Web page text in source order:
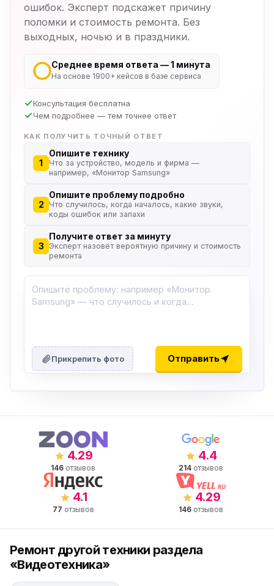
ошибок. Эксперт подскажет причину
поломки и стоимость ремонта. Без
выходных, ночью и в праздники.
Среднее время ответа — 1 минута
На основе 1900+ кейсов в базе сервиса
Консультация бесплатна
Чем подробнее — тем точнее ответ
КАК ПОЛУЧИТЬ ТОЧНЫЙ ОТВЕТ
1
Опишите технику
Что за устройство, модель и фирма —
например, «Монитор Samsung»
2
Опишите проблему подробно
Что случилось, когда началось, какие звуки,
коды ошибок или запахи
3
Получите ответ за минуту
Эксперт назовёт вероятную причину и стоимость
ремонта
Прикрепить фото Отправить
4.29
146 отзывов
4.4
214 отзывов
4.1
77 отзывов
4.29
146 отзывов
Ремонт другой техники раздела
«Видеотехника»